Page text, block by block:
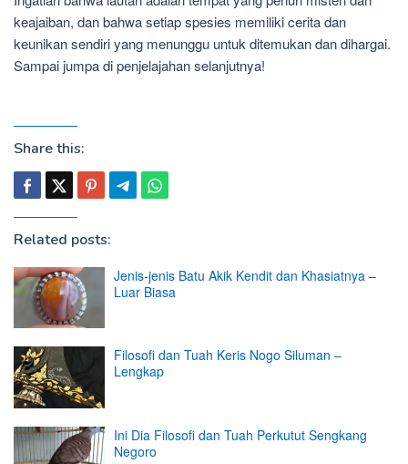
keajaiban, dan bahwa setiap spesies memiliki cerita dan
keunikan sendiri yang menunggu untuk ditemukan dan dihargai.
Sampai jumpa di penjelajahan selanjutnya!
Share this:
Related posts:
Jenis-jenis Batu Akik Kendit dan Khasiatnya –
Luar Biasa
Filosofi dan Tuah Keris Nogo Siluman –
Lengkap
Ini Dia Filosofi dan Tuah Perkutut Sengkang
Negoro